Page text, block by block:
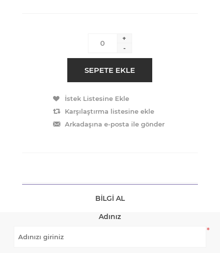
+
-
BILGI AL
Adınız
*